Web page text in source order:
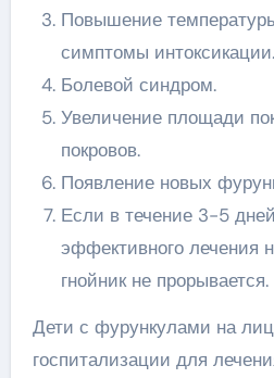
Повышение
симптомы интоксикации.
Болевой синдром.
Увеличение площади
покровов.
Появление новых
Если в течение 3-5
эффективного лечения
гнойник не прорывается.
Дети с фурункулами на
госпитализации для